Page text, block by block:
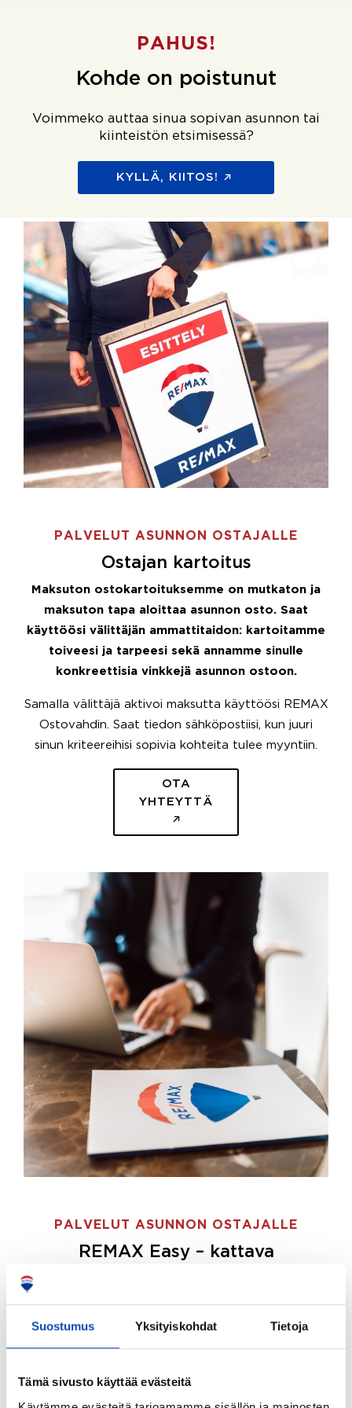
Suostumus Yksityiskohdat Tietoja
Tämä sivusto käyttää evästeitä
PAHUS!
Kohde on poistunut
Voimmeko auttaa sinua sopivan asunnon tai
kiinteistön etsimisessä?
KYLLÄ, KIITOS!
PALVELUT ASUNNON OSTAJALLE
Ostajan kartoitus
Maksuton ostokartoituksemme on mutkaton ja
maksuton tapa aloittaa asunnon osto. Saat
käyttöösi välittäjän ammattitaidon: kartoitamme
toiveesi ja tarpeesi sekä annamme sinulle
konkreettisia vinkkejä asunnon ostoon.
Samalla välittäjä aktivoi maksutta käyttöösi REMAX
Ostovahdin. Saat tiedon sähköpostiisi, kun juuri
sinun kriteereihisi sopivia kohteita tulee myyntiin.
OTA
YHTEYTTÄ
PALVELUT ASUNNON OSTAJALLE
REMAX Easy – kattava
ostajille.
Tee ostotoimeksianto ja etsimme juuri